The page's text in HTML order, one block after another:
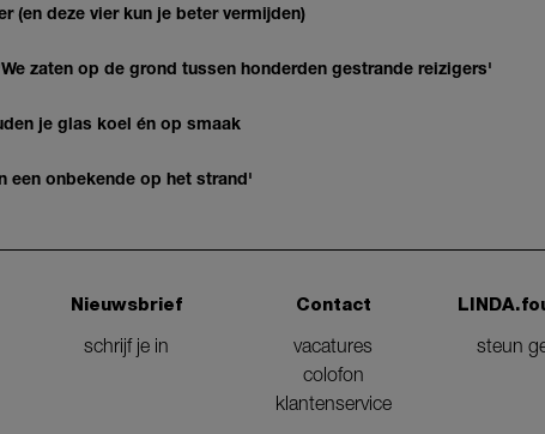
(en deze vier kun je beter vermijden)
zaten op de grond tussen honderden gestrande reizigers'
je glas koel én op smaak
een onbekende op het strand'
Nieuwsbrief
schrijf je in
Contact
vacatures
colofon
klantenservice
steun